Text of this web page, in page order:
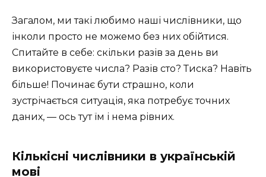
Загалом, ми такі любимо наші числівники, що
інколи просто не можемо без них обійтися.
Спитайте в себе: скільки разів за день ви
використовуєте числа? Разів сто? Тиска? Навіть
більше! Починає бути страшно, коли
зустрічається ситуація, яка потребує точних
даних, — ось тут їм і нема рівних.
Кількісні числівники в українській
мові